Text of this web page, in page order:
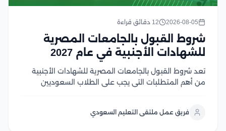
2026-08-05 12 دقائق قراءة
شروط القبول بالجامعات المصرية
للشهادات الأجنبية في عام 2027
تعد شروط القبول بالجامعات المصرية للشهادات الأجنبية
من أهم المتطلبات التي يجب على الطلاب السعوديين
الشهادة، واستيفاء المواد المؤهلة، وتحقيق متطلبات
فريق عمل ملتقى التعليم السعودي